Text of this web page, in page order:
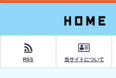
RSS 当サイトについて